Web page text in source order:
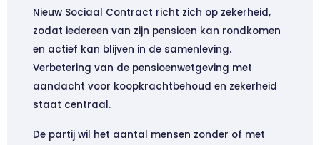
Nieuw Sociaal Contract richt zich op zekerheid,
zodat iedereen van zijn pensioen kan rondkomen
en actief kan blijven in de samenleving.
Verbetering van de pensioenwetgeving met
aandacht voor koopkrachtbehoud en zekerheid
staat centraal.
De partij wil het aantal mensen zonder of met